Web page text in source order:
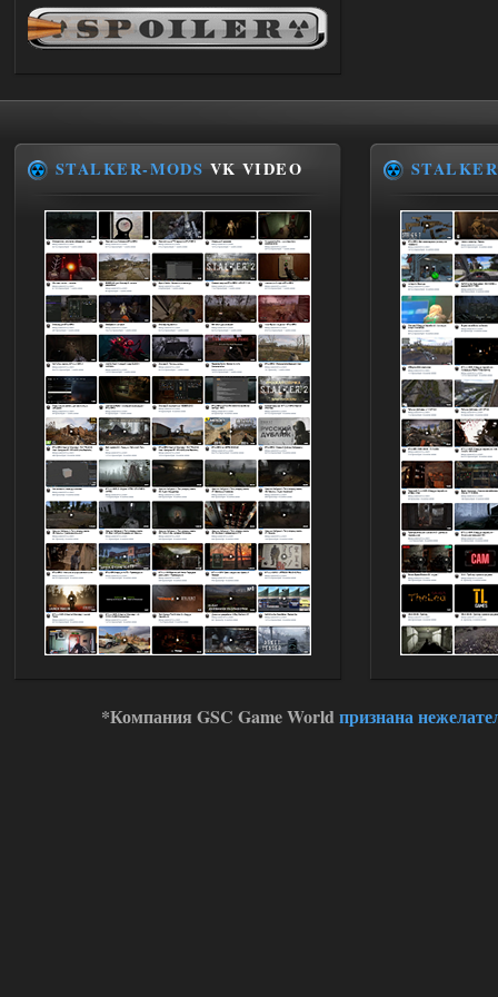
21:30
Dvoeshnik
Хорошая сборка, графон и
барабанит по металу это нечто. Люблю
Стартовый набор удивил на харде и
выживании такой комбез крутой не
удержался взял его и ножичек. Забавно
получилось, благо тайники спасают.
Поигрался пока немного но уже оч
нравится как то так!
Ответить ➤
02.08.2026
Lost Alpha Enhanced Edition 1.3 +
12:09
Stalker-Mods-Clan-su
Доступно только для пользователей
Ответить ➤
02.08.2026
Improved Weapon Pack (I.W.P.) - UPD
30.12.25
06:36
Werdassver
хорош мод! задания
прикольно!
Ответить ➤
02.08.2026
Engine
STALKER-MODS VK VIDEO
*Компания GSC Game Worldпризнана